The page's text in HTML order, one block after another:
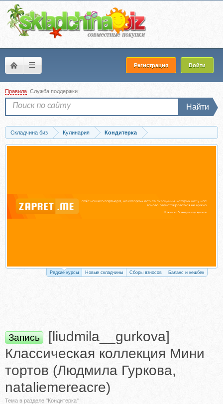
☰ Регистрация Войти
Правила Служба поддержки
Найти
Складчина биз Кулинария
Кондитерка
Запись [liudmila__gurkova] Классическая коллекция Мини тортов (Людмила...
Редкие курсы Новые складчины Сборы взносов Баланс и кешбек
Запись
[liudmila__gurkova]
Классическая коллекция Мини
тортов (Людмила Гуркова,
nataliemereacre)
Тема в разделе "Кондитерка"